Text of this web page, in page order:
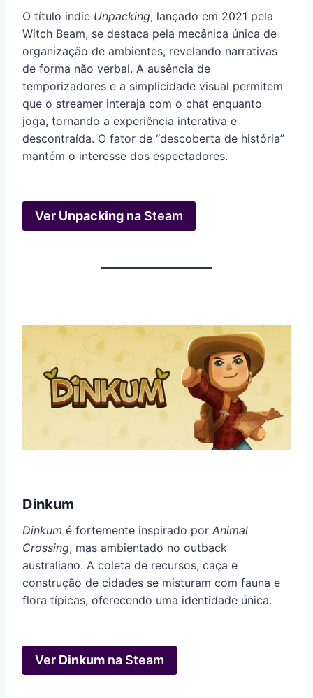
O título indie Unpacking, lançado em 2021 pela
Witch Beam, se destaca pela mecânica única de
organização de ambientes, revelando narrativas
de forma não verbal. A ausência de
temporizadores e a simplicidade visual permitem
que o streamer interaja com o chat enquanto
joga, tornando a experiência interativa e
descontraída. O fator de “descoberta de história”
mantém o interesse dos espectadores.
Ver Unpacking na Steam
Dinkum
Dinkum é fortemente inspirado por Animal
Crossing, mas ambientado no outback
australiano. A coleta de recursos, caça e
construção de cidades se misturam com fauna e
flora típicas, oferecendo uma identidade única.
Ver Dinkum na Steam